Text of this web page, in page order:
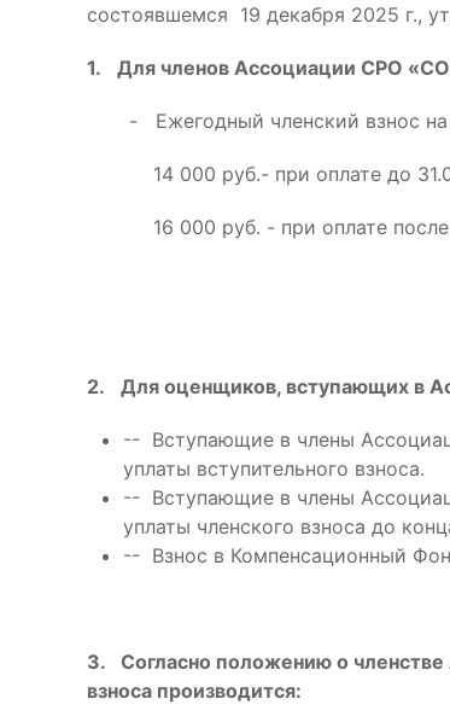
состоявшемся 19 декабря 2025 г.,
1. Для членов Ассоциации СРО
- Ежегодный членский взнос на
14 000 руб.- при оплате до
16 000 руб. - при оплате после
2. Для оценщиков, вступающих в
-- Вступающие в члены
уплаты вступительного взноса.
-- Вступающие в члены
уплаты членского взноса до
-- Взнос в Компенсационный
3. Согласно положению о
взноса производится: